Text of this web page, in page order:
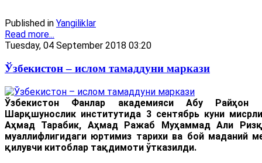
Published in Yangiliklar
Read more...
Tuesday, 04 September 2018 03:20
Ўзбекистон – ислом тамаддуни маркази
Ўзбекистон Фанлар академияси Абу Райҳон
Шарқшунослик институтида 3 сентябрь куни
Аҳмад Тарабик, Аҳмад Ражаб Муҳаммад Али
муаллифлигидаги юртимиз тарихи ва бой маданий
қилувчи китоблар тақдимоти ўтказилди.